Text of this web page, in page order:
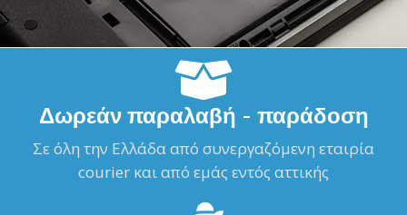
Δωρεάν παραλαβή - παράδοση
Σε όλη την Ελλάδα από συνεργαζόμενη εταιρία
courier και από εμάς εντός αττικής